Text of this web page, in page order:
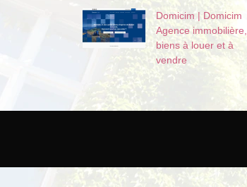
Domicim | Domicim
Agence immobilière,
biens à louer et à
vendre